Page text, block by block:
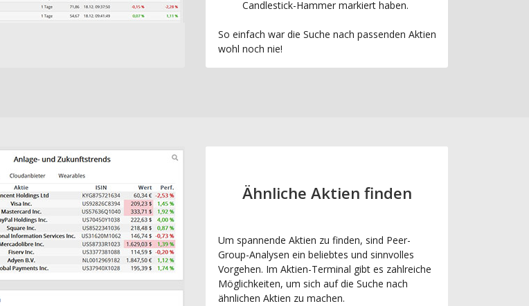
Candlestick-Hammer markiert haben.
So einfach war die Suche nach passenden Aktien
wohl noch nie!
Ähnliche Aktien finden
Um spannende Aktien zu finden, sind Peer-
Group-Analysen ein beliebtes und sinnvolles
Vorgehen. Im Aktien-Terminal gibt es zahlreiche
Möglichkeiten, um sich auf die Suche nach
ähnlichen Aktien zu machen.